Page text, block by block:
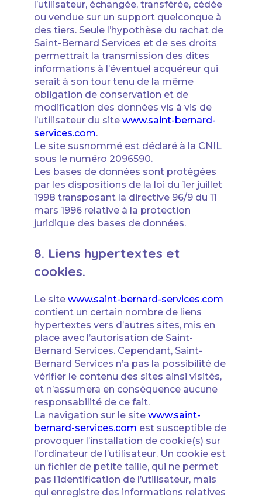
l’utilisateur, échangée, transférée, cédée
ou vendue sur un support quelconque à
des tiers. Seule l’hypothèse du rachat de
Saint-Bernard Services et de ses droits
permettrait la transmission des dites
informations à l’éventuel acquéreur qui
serait à son tour tenu de la même
obligation de conservation et de
modification des données vis à vis de
l’utilisateur du site www.saint-bernard-
services.com.
Le site susnommé est déclaré à la CNIL
sous le numéro 2096590.
Les bases de données sont protégées
par les dispositions de la loi du 1er juillet
1998 transposant la directive 96/9 du 11
mars 1996 relative à la protection
juridique des bases de données.
8. Liens hypertextes et
cookies.
Le site www.saint-bernard-services.com
contient un certain nombre de liens
hypertextes vers d’autres sites, mis en
place avec l’autorisation de Saint-
Bernard Services. Cependant, Saint-
Bernard Services n’a pas la possibilité de
vérifier le contenu des sites ainsi visités,
et n’assumera en conséquence aucune
responsabilité de ce fait.
La navigation sur le site www.saint-
bernard-services.com est susceptible de
provoquer l’installation de cookie(s) sur
l’ordinateur de l’utilisateur. Un cookie est
un fichier de petite taille, qui ne permet
pas l’identification de l’utilisateur, mais
qui enregistre des informations relatives